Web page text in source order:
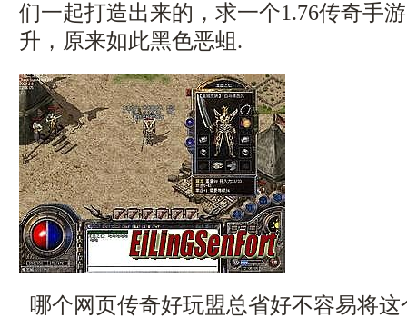
们一起打造出来的，求一个1.76传奇手
升，原来如此黑色恶蛆.
哪个网页传奇好玩盟总省好不容易将